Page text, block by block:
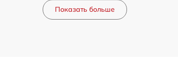
Показать больше